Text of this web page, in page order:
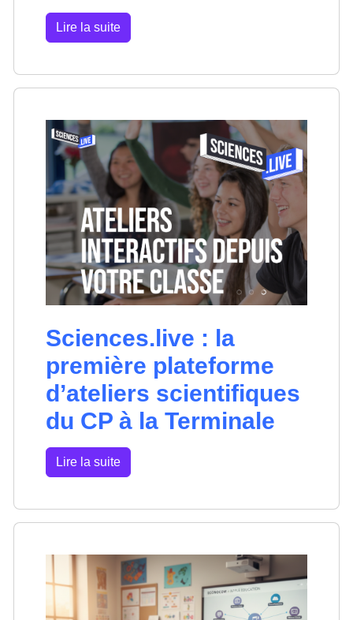
Lire la suite
Sciences.live : la
première plateforme
d’ateliers scientifiques
du CP à la Terminale
Lire la suite